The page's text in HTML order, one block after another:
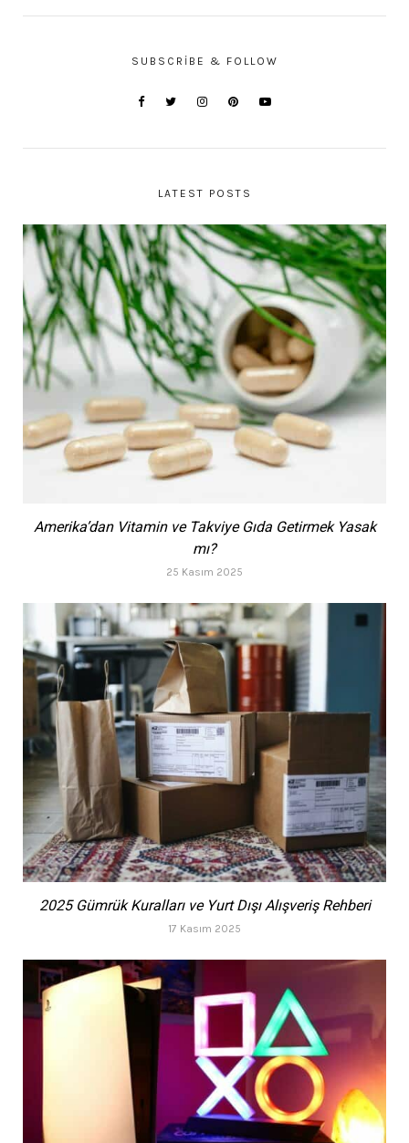
SUBSCRIBE & FOLLOW
LATEST POSTS
Amerika’dan Vitamin ve Takviye Gıda Getirmek Yasak
mı?
25 Kasım 2025
2025 Gümrük Kuralları ve Yurt Dışı Alışveriş Rehberi
17 Kasım 2025